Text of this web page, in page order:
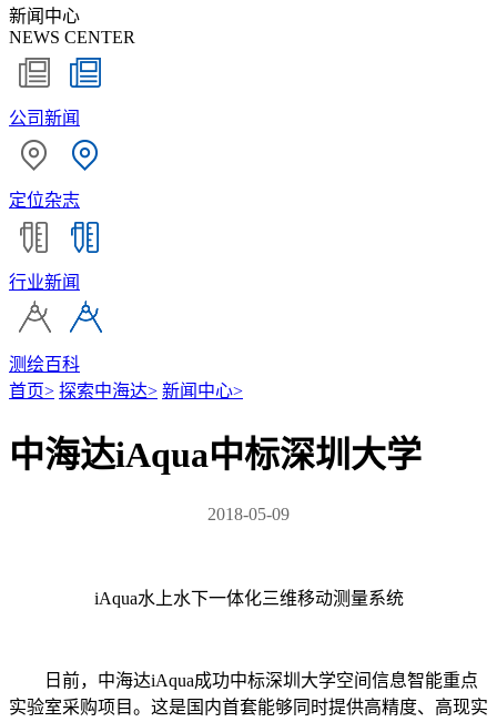
新闻中心
NEWS CENTER
公司新闻
定位杂志
行业新闻
测绘百科
首页> 探索中海达> 新闻中心>
中海达iAqua中标深圳大学
2018-05-09
iAqua水上水下一体化三维移动测量系统
日前，中海达iAqua成功中标深圳大学空间信息智能重点
实验室采购项目。这是国内首套能够同时提供高精度、高现实